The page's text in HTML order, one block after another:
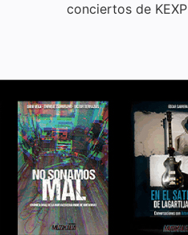
conciertos de KEXP